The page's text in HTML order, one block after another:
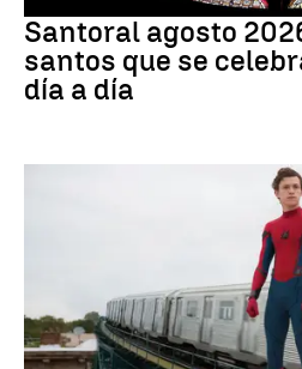
Santoral agosto
santos que se
día a día